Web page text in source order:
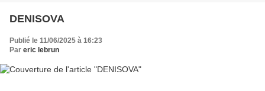
DENISOVA
Publié le 11/06/2025 à 16:23
Par eric lebrun